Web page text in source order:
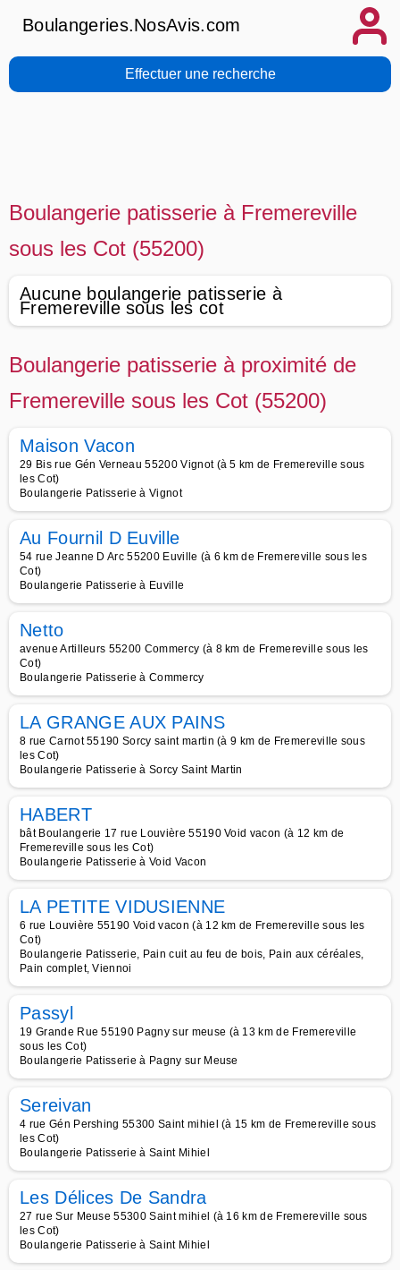
Boulangeries.NosAvis.com
Effectuer une recherche
Boulangerie patisserie à Fremereville
sous les Cot (55200)
Aucune boulangerie patisserie à
Fremereville sous les cot
Boulangerie patisserie à proximité de
Fremereville sous les Cot (55200)
Maison Vacon
29 Bis rue Gén Verneau 55200 Vignot (à 5 km de Fremereville sous
les Cot)
Boulangerie Patisserie à Vignot
Au Fournil D Euville
54 rue Jeanne D Arc 55200 Euville (à 6 km de Fremereville sous les
Cot)
Boulangerie Patisserie à Euville
Netto
avenue Artilleurs 55200 Commercy (à 8 km de Fremereville sous les
Cot)
Boulangerie Patisserie à Commercy
LA GRANGE AUX PAINS
8 rue Carnot 55190 Sorcy saint martin (à 9 km de Fremereville sous
les Cot)
Boulangerie Patisserie à Sorcy Saint Martin
HABERT
bât Boulangerie 17 rue Louvière 55190 Void vacon (à 12 km de
Fremereville sous les Cot)
Boulangerie Patisserie à Void Vacon
LA PETITE VIDUSIENNE
6 rue Louvière 55190 Void vacon (à 12 km de Fremereville sous les
Cot)
Boulangerie Patisserie, Pain cuit au feu de bois, Pain aux céréales,
Pain complet, Viennoi
Passyl
19 Grande Rue 55190 Pagny sur meuse (à 13 km de Fremereville
sous les Cot)
Boulangerie Patisserie à Pagny sur Meuse
Sereivan
4 rue Gén Pershing 55300 Saint mihiel (à 15 km de Fremereville sous
les Cot)
Boulangerie Patisserie à Saint Mihiel
Les Délices De Sandra
27 rue Sur Meuse 55300 Saint mihiel (à 16 km de Fremereville sous
les Cot)
Boulangerie Patisserie à Saint Mihiel